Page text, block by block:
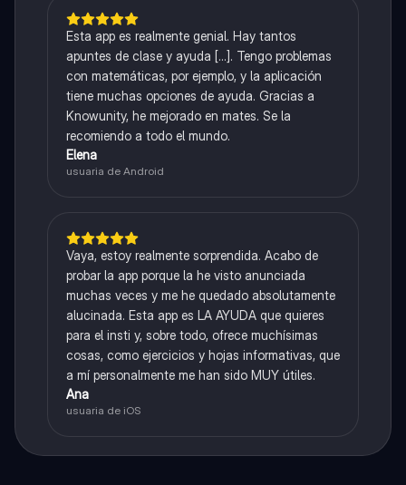
Esta app es realmente genial. Hay tantos
apuntes de clase y ayuda [...]. Tengo problemas
con matemáticas, por ejemplo, y la aplicación
tiene muchas opciones de ayuda. Gracias a
Knowunity, he mejorado en mates. Se la
recomiendo a todo el mundo.
Elena
usuaria de Android
Vaya, estoy realmente sorprendida. Acabo de
probar la app porque la he visto anunciada
muchas veces y me he quedado absolutamente
alucinada. Esta app es LA AYUDA que quieres
para el insti y, sobre todo, ofrece muchísimas
cosas, como ejercicios y hojas informativas, que
a mí personalmente me han sido MUY útiles.
Ana
usuaria de iOS